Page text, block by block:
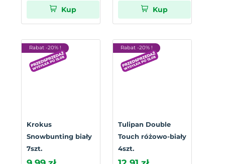
Kup Kup
Rabat -20% !
Krokus
Snowbunting biały
7szt.
Rabat -20% !
Tulipan Double
Touch różowo-biały
4szt.